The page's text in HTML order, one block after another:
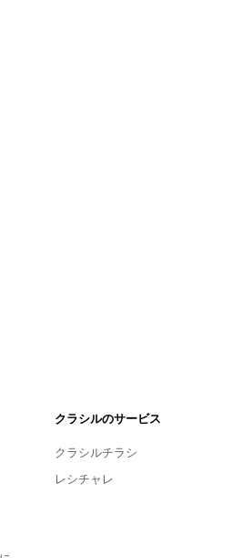
クラシルのサービス
クラシルチラシ
レシチャレ